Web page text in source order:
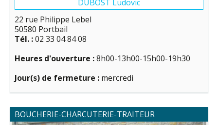
DUBOST Ludovic
22 rue Philippe Lebel
50580 Portbail
Tél. :02 33 04 84 08
Heures d'ouverture :8h00-13h00-15h00-19h30
Jour(s) de fermeture : mercredi
BOUCHERIE-CHARCUTERIE-TRAITEUR